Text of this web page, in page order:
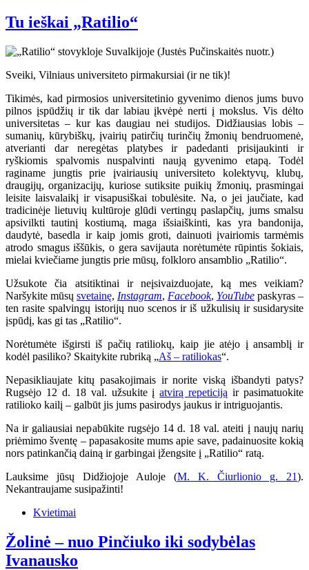
Tu ieškai „Ratilio“
Sveiki, Vilniaus universiteto pirmakursiai (ir ne tik)!
Tikimės, kad pirmosios universitetinio gyvenimo dienos jums buvo
pilnos įspūdžių ir tik dar labiau įkvėpė nerti į mokslus. Vis dėlto
universitetas – kur kas daugiau nei studijos. Didžiausias lobis –
sumanių, kūrybiškų, įvairių patirčių turinčių žmonių bendruomenė,
atverianti dar neregėtas platybes ir padedanti prisijaukinti ir
ryškiomis spalvomis nuspalvinti naują gyvenimo etapą. Todėl
raginame jungtis prie įvairiausių universiteto kolektyvų, klubų,
draugijų, organizacijų, kuriose sutiksite puikių žmonių, prasmingai
leisite laisvalaikį ir visapusiškai tobulėsite. Na, o jei jaučiate, kad
tradicinėje lietuvių kultūroje glūdi vertingų paslapčių, jums smalsu
apsivilkti tautinį kostiumą, maga išsiaiškinti, kas yra bandonija,
daudytė, basedla ir kaip jomis groti, dainuoti įvairiomis tarmėmis
atrodo smagus iššūkis, o gera savijauta norėtumėte rūpintis šokiais,
mielai kviečiame jungtis prie mūsų, folkloro ansamblio „Ratilio“.
Užsukote čia atsitiktinai ir neįsivaizduojate, ką mes veikiam?
Naršykite mūsų svetainę, Instagram, Facebook, YouTube paskyras –
ten rasite spalvingų istorijų nuo scenos ir iš užkulisių ir susidarysite
įspūdį, kas gi tas „Ratilio“.
Norėtumėte išgirsti iš pačių ratiliokų, kaip jie atėjo į ansamblį ir
kodėl pasiliko? Skaitykite rubriką „Aš – ratiliokas“.
Nepasikliaujate kitų pasakojimais ir norite viską išbandyti patys?
Rugsėjo 12 d. 18 val. užsukite įatvirą repeticiją ir pasimatuokite
ratilioko kailį – galbūt jis jums pasirodys jaukus ir intriguojantis.
Na ir galiausiai nepabūkite rugsėjo 14 d. 18 val. ateiti į naujų narių
priėmimo šventę – papasakosite mums apie save, padainuosite kokią
nors patinkančią dainą ir garbingai įžengsite į „Ratilio“ ratą.
Lauksime jūsų Didžiojoje Auloje (M. K. Čiurlionio g. 21).
Nekantraujame susipažinti!
Kvietimai
Žolinė – nuo Pinčiuko iki sodybėlas
Ivanausko